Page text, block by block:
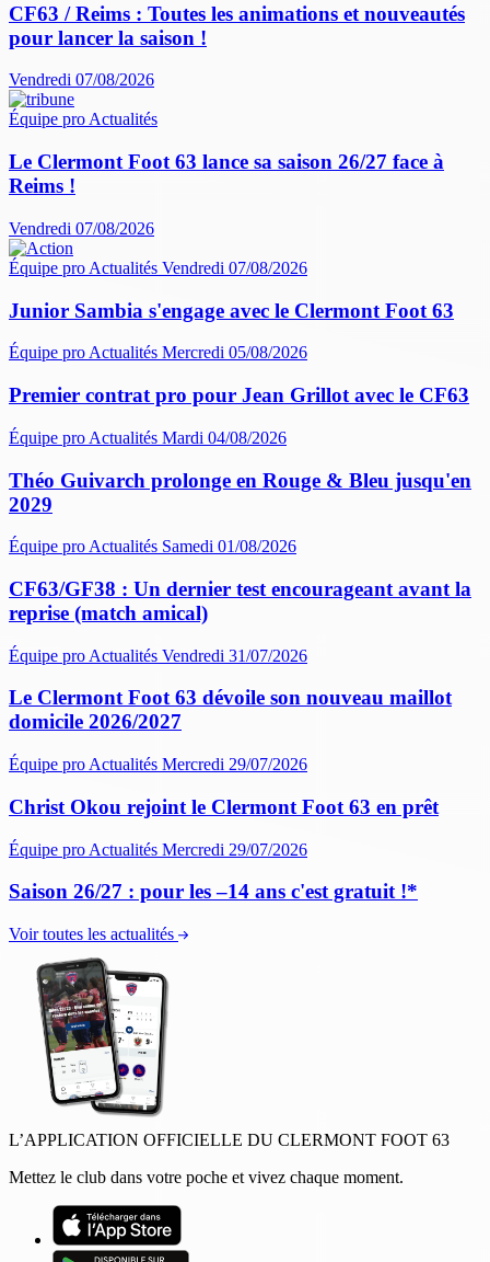
CF63 / Reims : Toutes les animations et nouveautés
pour lancer la saison !
Vendredi 07/08/2026
Équipe proActualités
Le Clermont Foot 63 lance sa saison 26/27 face à
Reims !
Vendredi 07/08/2026
Équipe pro Actualités Vendredi 07/08/2026
Junior Sambia s'engage avec le Clermont Foot 63
Équipe pro Actualités Mercredi 05/08/2026
Premier contrat pro pour Jean Grillot avec le CF63
Équipe pro Actualités Mardi 04/08/2026
Théo Guivarch prolonge en Rouge & Bleu jusqu'en
2029
Équipe pro Actualités Samedi 01/08/2026
CF63/GF38 : Un dernier test encourageant avant la
reprise (match amical)
Équipe pro Actualités Vendredi 31/07/2026
Le Clermont Foot 63 dévoile son nouveau maillot
domicile 2026/2027
Équipe pro Actualités Mercredi 29/07/2026
Christ Okou rejoint le Clermont Foot 63 en prêt
Équipe pro Actualités Mercredi 29/07/2026
Saison 26/27 : pour les –14 ans c'est gratuit !*
Voir toutes les actualités
L’APPLICATION OFFICIELLE DU CLERMONT FOOT 63
Mettez le club dans votre poche et vivez chaque moment.